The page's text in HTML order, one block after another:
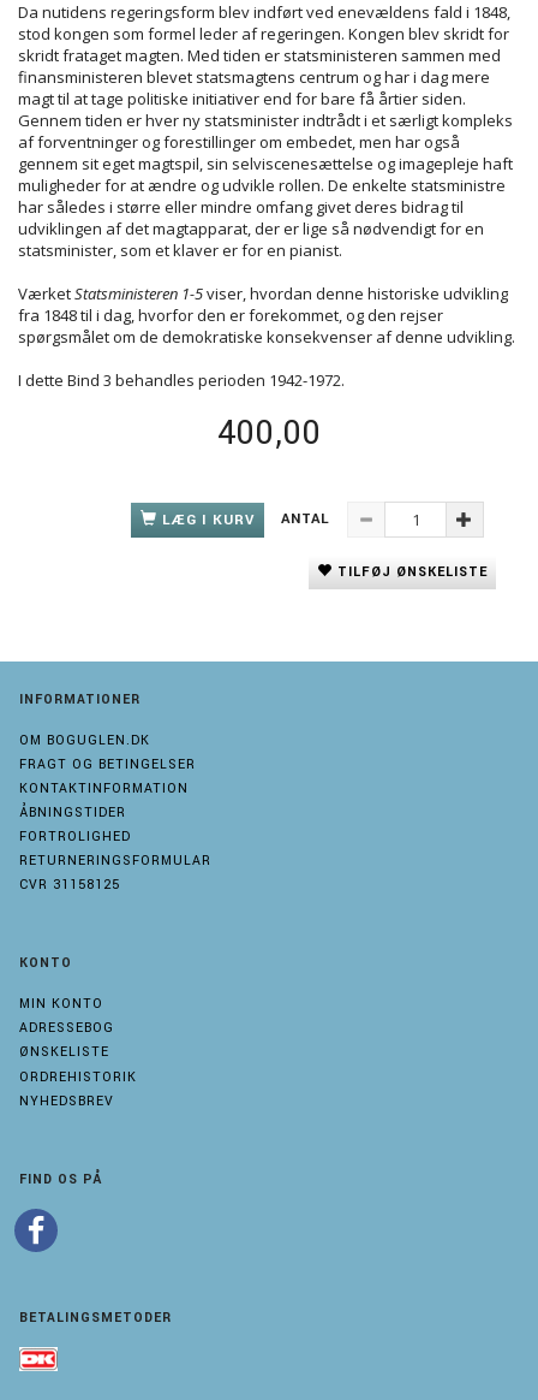
Da nutidens regeringsform blev indført ved enevældens fald i 1848,
stod kongen som formel leder af regeringen. Kongen blev skridt for
skridt frataget magten. Med tiden er statsministeren sammen med
finansministeren blevet statsmagtens centrum og har i dag mere
magt til at tage politiske initiativer end for bare få årtier siden.
Gennem tiden er hver ny statsminister indtrådt i et særligt kompleks
af forventninger og forestillinger om embedet, men har også
gennem sit eget magtspil, sin selviscenesættelse og imagepleje haft
muligheder for at ændre og udvikle rollen. De enkelte statsministre
har således i større eller mindre omfang givet deres bidrag til
udviklingen af det magtapparat, der er lige så nødvendigt for en
statsminister, som et klaver er for en pianist.
VærketStatsministeren 1-5viser, hvordan denne historiske udvikling
fra 1848 til i dag, hvorfor den er forekommet, og den rejser
spørgsmålet om de demokratiske konsekvenser af denne udvikling.
I dette Bind 3 behandles perioden 1942-1972.
400,00
LÆG I KURV ANTAL
TILFØJ ØNSKELISTE
INFORMATIONER
OM BOGUGLEN.DK
FRAGT OG BETINGELSER
KONTAKTINFORMATION
ÅBNINGSTIDER
FORTROLIGHED
RETURNERINGSFORMULAR
CVR 31158125
KONTO
MIN KONTO
ADRESSEBOG
ØNSKELISTE
ORDREHISTORIK
NYHEDSBREV
FIND OS PÅ
BETALINGSMETODER